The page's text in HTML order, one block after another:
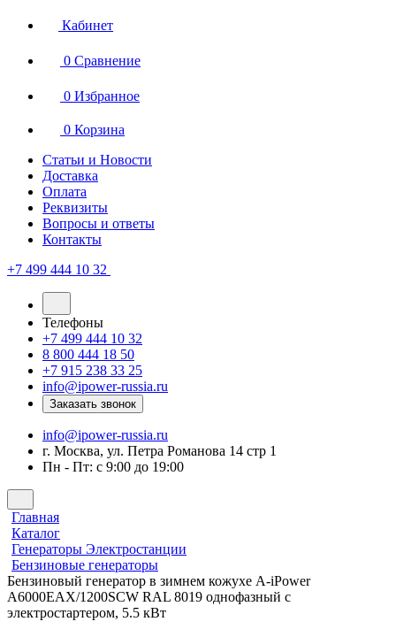
Кабинет
0 Сравнение
0 Избранное
0 Корзина
Статьи и Новости
Доставка
Оплата
Реквизиты
Вопросы и ответы
Контакты
+7 499 444 10 32
Телефоны
+7 499 444 10 32
8 800 444 18 50
+7 915 238 33 25
info@ipower-russia.ru
Заказать звонок
info@ipower-russia.ru
г. Москва, ул. Петра Романова 14 стр 1
Пн - Пт: с 9:00 до 19:00
Главная
Каталог
Генераторы Электростанции
Бензиновые генераторы
Бензиновый генератор в зимнем кожухе A-iPower
A6000EAX/1200SCW RAL 8019 однофазный с
электростартером, 5.5 кВт